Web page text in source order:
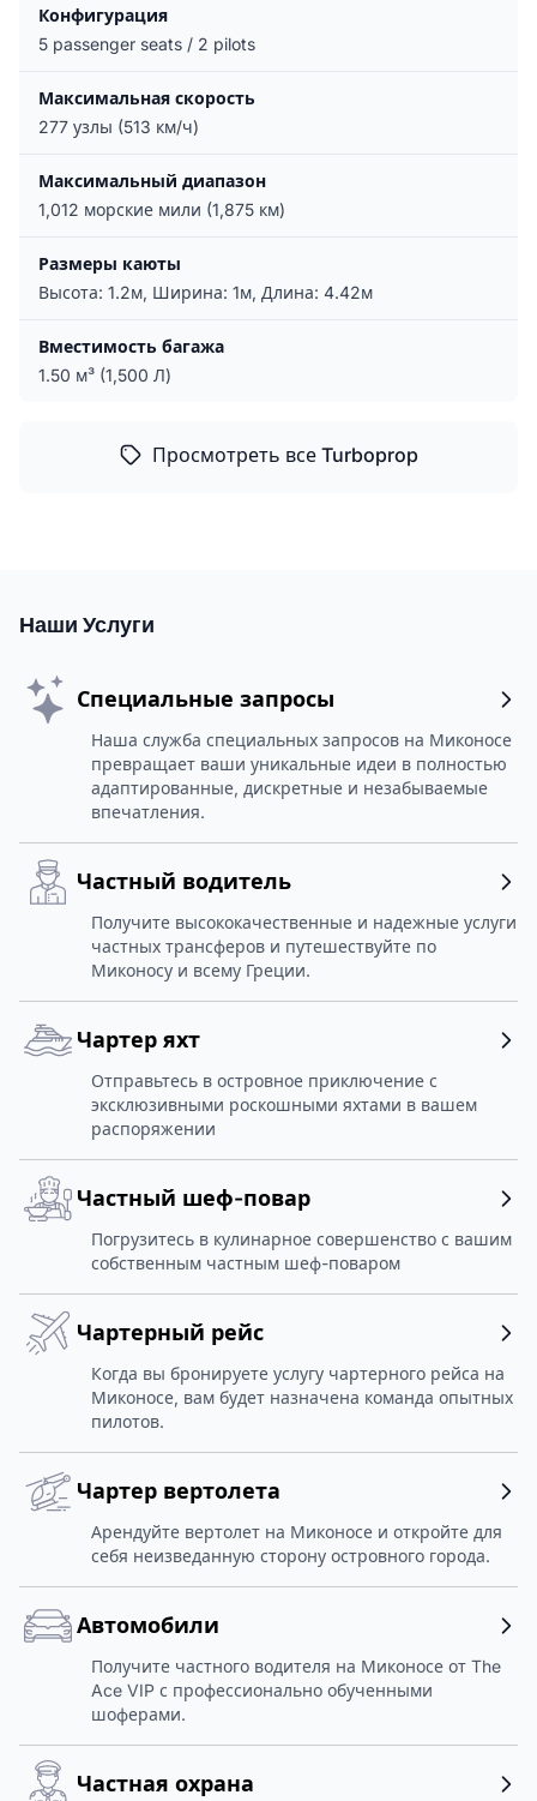
Конфигурация
5 passenger seats / 2 pilots
Максимальная скорость
277 узлы (513 км/ч)
Максимальный диапазон
1,012 морские мили (1,875 км)
Размеры каюты
Высота: 1.2м, Ширина: 1м, Длина: 4.42м
Вместимость багажа
1.50 м³ (1,500 Л)
Просмотреть все Turboprop
Наши Услуги
Специальные запросы
Наша служба специальных запросов на Миконосе
превращает ваши уникальные идеи в полностью
адаптированные, дискретные и незабываемые
впечатления.
Частный водитель
Получите высококачественные и надежные услуги
частных трансферов и путешествуйте по
Миконосу и всему Греции.
Чартер яхт
Отправьтесь в островное приключение с
эксклюзивными роскошными яхтами в вашем
распоряжении
Частный шеф-повар
Погрузитесь в кулинарное совершенство с вашим
собственным частным шеф-поваром
Чартерный рейс
Когда вы бронируете услугу чартерного рейса на
Миконосе, вам будет назначена команда опытных
пилотов.
Чартер вертолета
Арендуйте вертолет на Миконосе и откройте для
себя неизведанную сторону островного города.
Автомобили
Получите частного водителя на Миконосе от The
Ace VIP с профессионально обученными
шоферами.
Частная охрана